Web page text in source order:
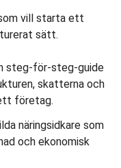
vill starta ett
sätt.
steg-för-steg-guide
skatterna och
företag.
näringsidkare som
och ekonomisk